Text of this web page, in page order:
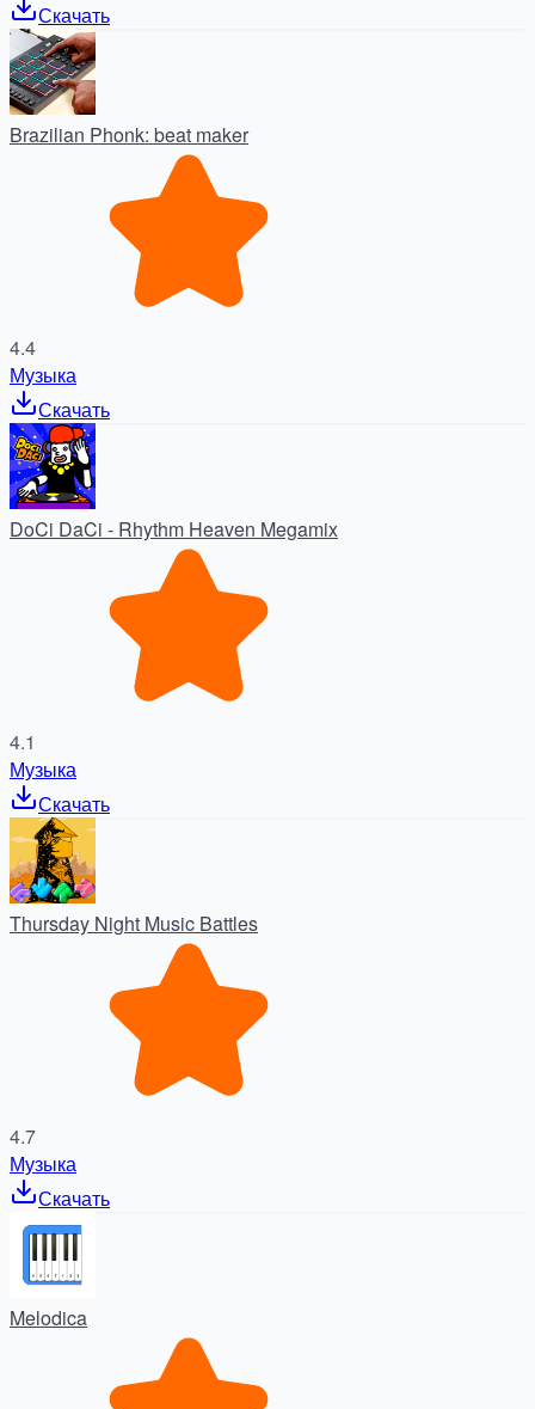
Скачать
Brazilian Phonk: beat maker
4.4
Музыка
Скачать
DoCi DaCi - Rhythm Heaven Megamix
4.1
Музыка
Скачать
Thursday Night Music Battles
4.7
Музыка
Скачать
Melodica